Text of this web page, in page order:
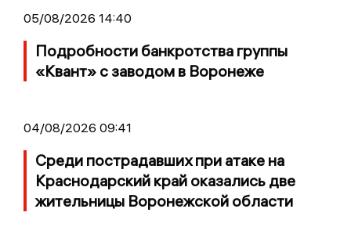
05/08/2026 14:40
Подробности банкротства группы
«Квант» с заводом в Воронеже
04/08/2026 09:41
Среди пострадавших при атаке на
Краснодарский край оказались две
жительницы Воронежской области